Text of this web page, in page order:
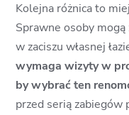
Kolejna różnica to
Sprawne osoby
w zaciszu własnej
wymaga wizyty w
by wybrać ten
przed serią zabiegów